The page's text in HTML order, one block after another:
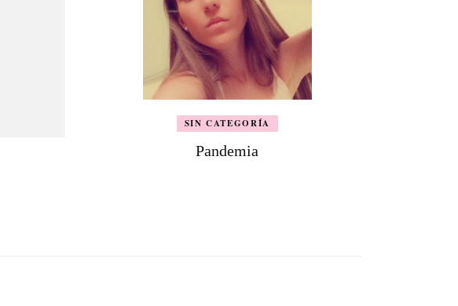
SIN CATEGORÍA
Pandemia